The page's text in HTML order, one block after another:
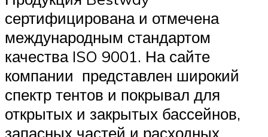
сертифицирована и отмечена
международным стандартом
качества ISO 9001. На сайте
компании представлен широкий
спектр тентов и покрывал для
открытых и закрытых бассейнов,
запасных частей и расходных